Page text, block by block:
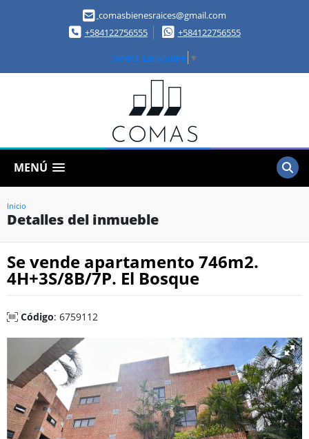
comasbienesraices@gmail.com
+584122756555
+584122756555
Select Language ▼
MENÚ
Inicio
Detalles del inmueble
Se vende apartamento 746m2.
4H+3S/8B/7P. El Bosque
Código: 6759112